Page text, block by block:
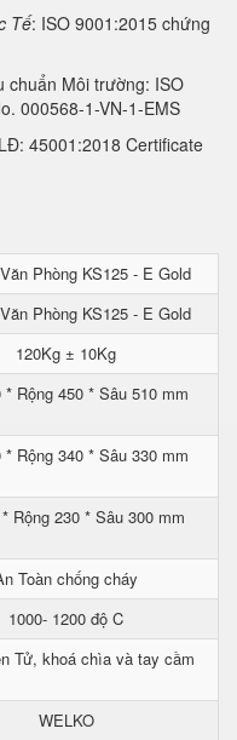
Tế: ISO 9001:2015 chứng
chuẩn Môi trường: ISO
000568-1-VN-1-EMS
45001:2018 Certificate
Phòng KS125 - E Gold
Phòng KS125 - E Gold
120Kg ± 10Kg
* Rộng 450 * Sâu 510 mm
* Rộng 340 * Sâu 330 mm
Rộng 230 * Sâu 300 mm
Toàn chống cháy
1000- 1200 độ C
Tử, khoá chìa và tay cầm
WELKO